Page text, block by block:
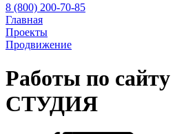
8 (800) 200-70-85
Главная
Проекты
Продвижение
Работы по сайту
СТУДИЯ